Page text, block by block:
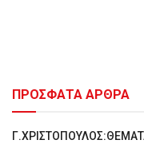
ΠΡΟΣΦΑΤΑ ΑΡΘΡΑ